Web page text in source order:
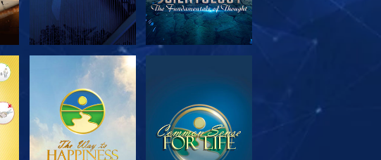
シリーズを探求